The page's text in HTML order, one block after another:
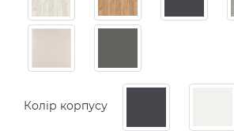
Колір корпусу